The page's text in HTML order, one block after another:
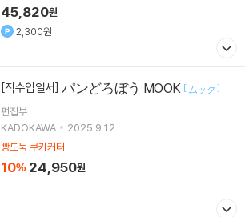
45,820원
2,300원
[직수입일서] パンどろぼう MOOK [ ムック ]
편집부
KADOKAWA
2025.9.12.
빵도둑 쿠키커터
10% 24,950원